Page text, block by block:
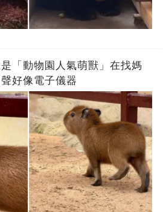
「動物園人氣萌獸」在找媽
好像電子儀器